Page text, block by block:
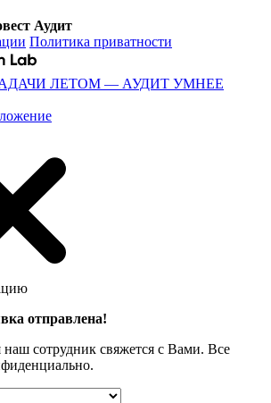
Аудит
Политика приватности
ЛЕТОМ — АУДИТ УМНЕЕ
отправлена!
сотрудник свяжется с Вами. Все